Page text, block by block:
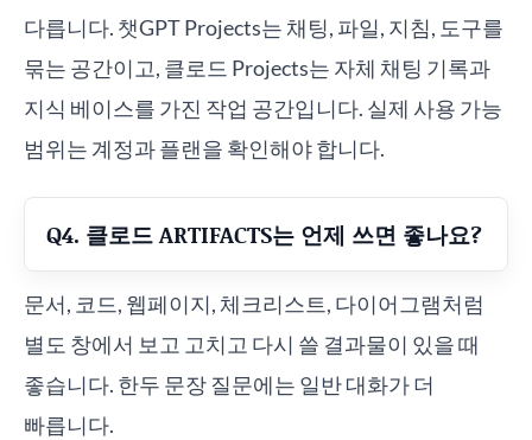
다릅니다. 챗GPT Projects는 채팅, 파일, 지침, 도구를
묶는 공간이고, 클로드 Projects는 자체 채팅 기록과
지식 베이스를 가진 작업 공간입니다. 실제 사용 가능
범위는 계정과 플랜을 확인해야 합니다.
Q4. 클로드 ARTIFACTS는 언제 쓰면 좋나요?
문서, 코드, 웹페이지, 체크리스트, 다이어그램처럼
별도 창에서 보고 고치고 다시 쓸 결과물이 있을 때
좋습니다. 한두 문장 질문에는 일반 대화가 더
빠릅니다.